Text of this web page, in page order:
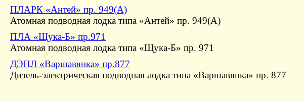
ПЛАРК «Антей» пр. 949(А)
Атомная подводная лодка типа «Антей» пр. 949(А)
ПЛА «Щука-Б» пр.971
Атомная подводная лодка типа «Щука-Б» пр. 971
ДЭПЛ «Варшавянка» пр.877
Дизель-электрическая подводная лодка типа «Варшавянка» пр. 877